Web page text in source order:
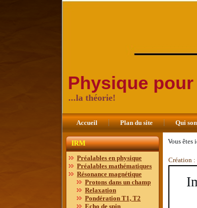
Physique
...la théorie!
Accueil Plan du site Qui
IRM
Préalables en physique
Préalables mathématiques
Résonance magnétique
Protons dans un champ
Relaxation
Pondération T1, T2
Echo de spin
Vous êtes
Création